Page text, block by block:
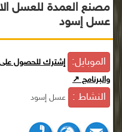
مصنع العمدة للعسل
عسل إسود
الموبايل: إشترك للحصول على
والبرنامج ↗
النشاط : عسل إسود